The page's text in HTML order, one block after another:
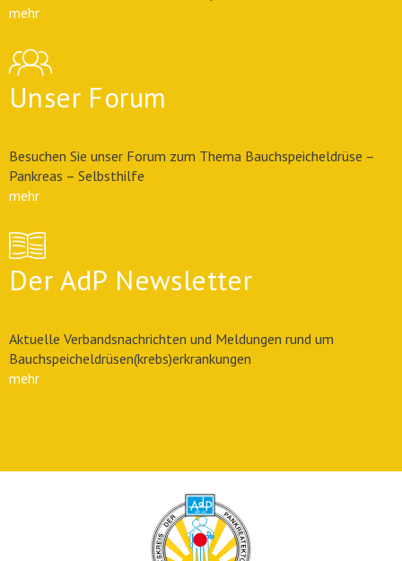
mehr
Unser Forum
Besuchen Sie unser Forum zum Thema Bauchspeicheldrüse –
Pankreas – Selbsthilfe
mehr
Der AdP Newsletter
Aktuelle Verbandsnachrichten und Meldungen rund um
Bauchspeicheldrüsen(krebs)erkrankungen
mehr